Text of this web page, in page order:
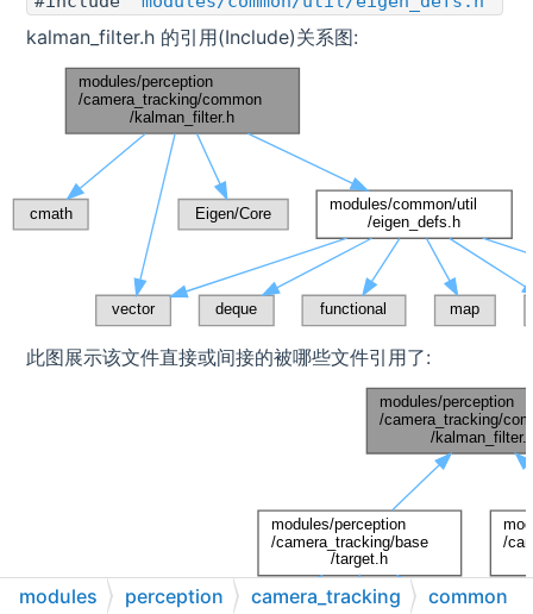
kalman_filter.h 的引用(Include)关系图:
此图展示该文件直接或间接的被哪些文件引用了:
modules perception camera_tracking common